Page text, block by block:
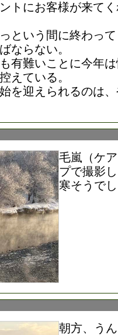
トにお客様が来て
という間に終わっ
ならない。
有難いことに今年
えている。
を迎えられるのは
毛嵐（ケ
プで撮影
寒そうで
朝方、う